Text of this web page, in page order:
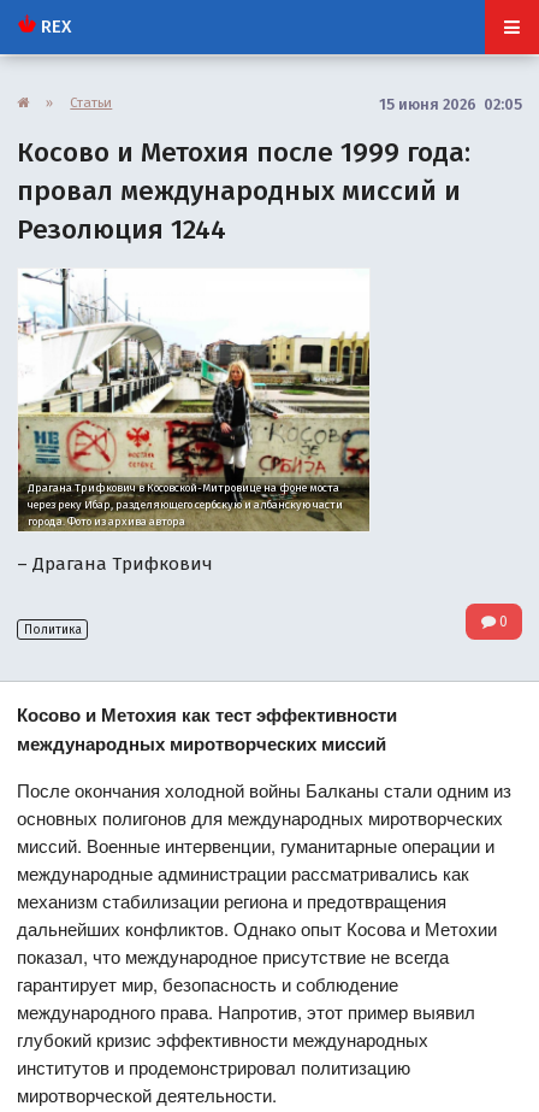
REX
» Статьи 15 июня 2026 02:05
Косово и Метохия после 1999 года:
провал международных миссий и
Резолюция 1244
Драгана Трифкович в Косовской-Митровице на фоне моста
через реку Ибар, разделяющего сербскую и албанскую части
города. Фото из архива автора
– Драгана Трифкович
Политика 0
Косово и Метохия как тест эффективности
международных миротворческих миссий
После окончания холодной войны Балканы стали одним из
основных полигонов для международных миротворческих
миссий. Военные интервенции, гуманитарные операции и
международные администрации рассматривались как
механизм стабилизации региона и предотвращения
дальнейших конфликтов. Однако опыт Косова и Метохии
показал, что международное присутствие не всегда
гарантирует мир, безопасность и соблюдение
международного права. Напротив, этот пример выявил
глубокий кризис эффективности международных
институтов и продемонстрировал политизацию
миротворческой деятельности.